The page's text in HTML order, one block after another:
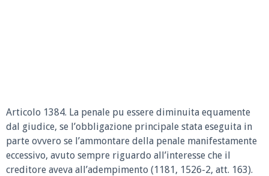
Articolo 1384. La penale pu essere diminuita equamente
dal giudice, se l’obbligazione principale stata eseguita in
parte ovvero se l’ammontare della penale manifestamente
eccessivo, avuto sempre riguardo all’interesse che il
creditore aveva all’adempimento (1181, 1526-2, att. 163).